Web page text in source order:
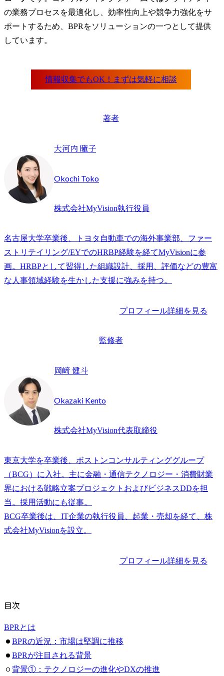
の業務プロセスを最適化し、効率性向上や競争力強化をサ
ポートするため、BPRをソリューションの一つとして提供
しています。
著者
大河内 瞳子
Okochi Toko
株式会社MyVision執行役員
名古屋大学卒業後、トヨタ自動車での海外事業部、ファー
ストリテイリング/EYでのHRBP経験を経てMyVisionに参
画。HRBPとして習得した組織設計、採用、評価などの豊富
な人事領域経験を生かした支援に強みを持つ。
プロフィール詳細を見る
監修者
岡﨑 健斗
Okazaki Kento
株式会社MyVision代表取締役
東京大学を卒業後、ボストンコンサルティンググループ
（BCG）に入社。主に金融・通信テクノロジー・消費財業
界における戦略立案プロジェクトおよびビジネスDDを担
当。採用活動にも従事。
BCG卒業後は、IT企業の執行役員、起業・売却を経て、株
プロフィール詳細を見る
目次
BPRとは
BPRの近況：市場は堅調に推移
BPRが注目される背景
背景①：テクノロジーの進化やDXの推進